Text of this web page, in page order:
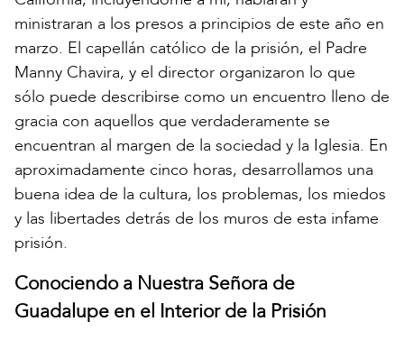
ministraran a los presos a principios de este año en
marzo. El capellán católico de la prisión, el Padre
Manny Chavira, y el director organizaron lo que
sólo puede describirse como un encuentro lleno de
gracia con aquellos que verdaderamente se
encuentran al margen de la sociedad y la Iglesia. En
aproximadamente cinco horas, desarrollamos una
buena idea de la cultura, los problemas, los miedos
y las libertades detrás de los muros de esta infame
prisión.
Conociendo a Nuestra Señora de
Guadalupe en el Interior de la Prisión